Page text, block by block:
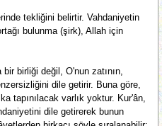
tekliğini belirtir. Vahdaniyetin
bulunma (şirk), Allah için
birliği değil, O'nun zatının,
dile getirir. Buna göre,
tapınılacak varlık yoktur. Kur'ân,
dile getirerek bunun